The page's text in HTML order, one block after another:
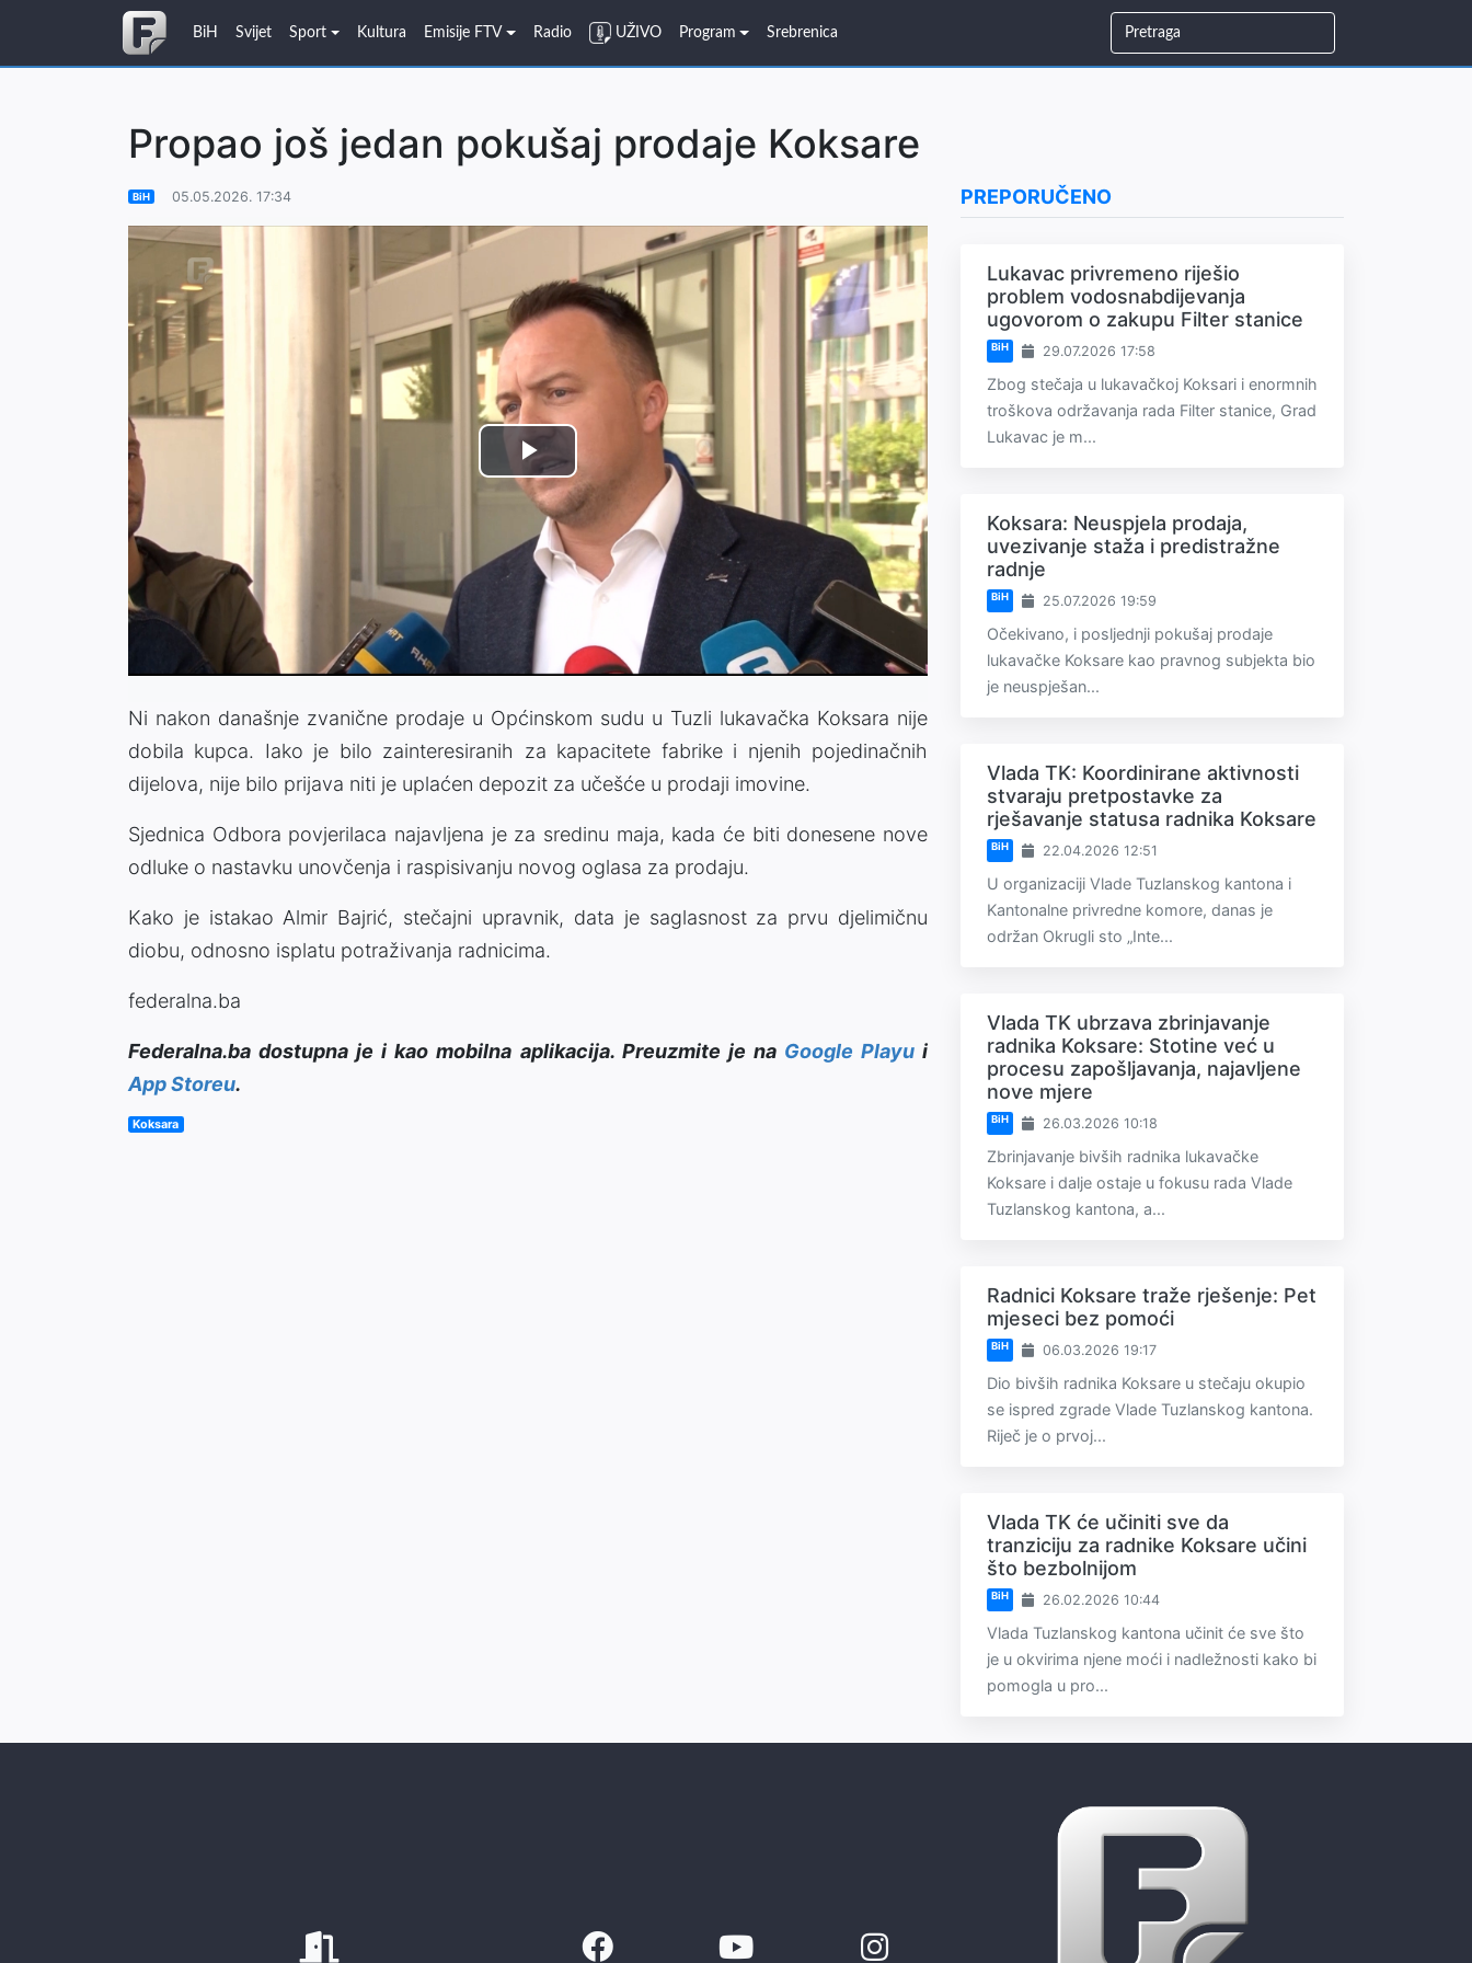
BiH Svijet Sport Kultura Emisije FTV Radio UŽIVO Program Srebrenica
Propao još jedan pokušaj prodaje Koksare
BiH 05.05.2026. 17:34
Play
Video
Ni nakon današnje zvanične prodaje u Općinskom sudu u Tuzli lukavačka Koksara nije
dobila kupca. Iako je bilo zainteresiranih za kapacitete fabrike i njenih pojedinačnih
dijelova, nije bilo prijava niti je uplaćen depozit za učešće u prodaji imovine.
Sjednica Odbora povjerilaca najavljena je za sredinu maja, kada će biti donesene nove
odluke o nastavku unovčenja i raspisivanju novog oglasa za prodaju.
Kako je istakao Almir Bajrić, stečajni upravnik, data je saglasnost za prvu djelimičnu
diobu, odnosno isplatu potraživanja radnicima.
federalna.ba
Federalna.ba dostupna je i kao mobilna aplikacija. Preuzmite je na Google Playui
App Storeu.
Koksara
PREPORUČENO
Lukavac privremeno riješio
problem vodosnabdijevanja
ugovorom o zakupu Filter stanice
BiH 29.07.2026 17:58
Zbog stečaja u lukavačkoj Koksari i enormnih
troškova održavanja rada Filter stanice, Grad
Lukavac je m...
Koksara: Neuspjela prodaja,
uvezivanje staža i predistražne
radnje
BiH 25.07.2026 19:59
Očekivano, i posljednji pokušaj prodaje
lukavačke Koksare kao pravnog subjekta bio
je neuspješan...
Vlada TK: Koordinirane aktivnosti
stvaraju pretpostavke za
rješavanje statusa radnika Koksare
BiH 22.04.2026 12:51
U organizaciji Vlade Tuzlanskog kantona i
Kantonalne privredne komore, danas je
održan Okrugli sto „Inte...
Vlada TK ubrzava zbrinjavanje
radnika Koksare: Stotine već u
procesu zapošljavanja, najavljene
nove mjere
BiH 26.03.2026 10:18
Zbrinjavanje bivših radnika lukavačke
Koksare i dalje ostaje u fokusu rada Vlade
Tuzlanskog kantona, a...
Radnici Koksare traže rješenje: Pet
mjeseci bez pomoći
BiH 06.03.2026 19:17
Dio bivših radnika Koksare u stečaju okupio
se ispred zgrade Vlade Tuzlanskog kantona.
Riječ je o prvoj...
Vlada TK će učiniti sve da
tranziciju za radnike Koksare učini
što bezbolnijom
BiH 26.02.2026 10:44
Vlada Tuzlanskog kantona učinit će sve što
je u okvirima njene moći i nadležnosti kako bi
pomogla u pro...